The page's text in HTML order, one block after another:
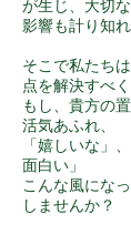
が生じ、大切
影響も計り知れ
そこで私たち
点を解決すべ
もし、貴方の
活気あふれ、
「嬉しいな」
面白い」
こんな風にな
しませんか？